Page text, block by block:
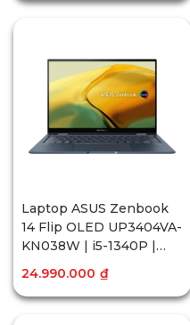
| 14 inch WUXGA Cảm
Laptop ASUS Zenbook
14 Flip OLED UP3404VA-
KN038W | i5-1340P |
RAM 16GB | 512GB SSD |
Intel® Iris® Xe Graphics
| 14 inch WQXGA+ OLED
24.990.000 ₫